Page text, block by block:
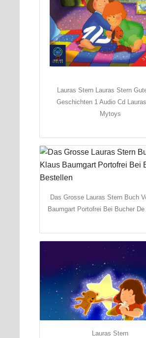
Lauras Stern Lauras Stern
Geschichten 1 Audio Cd
Mytoys
Das Grosse Lauras Stern Buch
Baumgart Portofrei Bei Bucher
Lauras Stern